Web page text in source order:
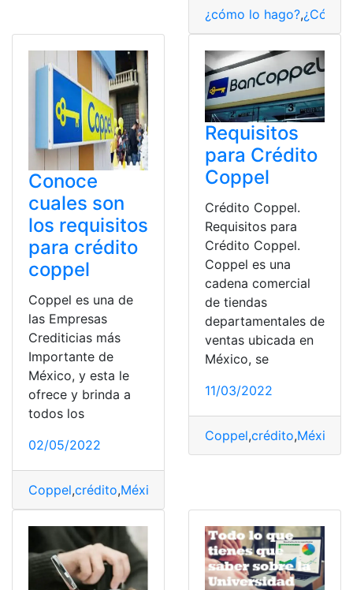
¿cómo lo hago?,¿Cómo
Conoce
cuales son
los requisitos
para crédito
coppel
Coppel es una de
las Empresas
Crediticias más
Importante de
México, y esta le
ofrece y brinda a
todos los
02/05/2022
Coppel,crédito,México
Requisitos
para Crédito
Coppel
Crédito Coppel.
Requisitos para
Crédito Coppel.
Coppel es una
cadena comercial
de tiendas
departamentales de
ventas ubicada en
México, se
11/03/2022
Coppel,crédito,México